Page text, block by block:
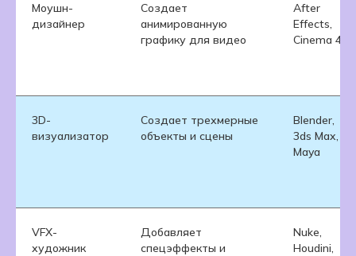
Моушн-
дизайнер
Создает
анимированную
графику для видео
After
Effects,
Cinema 4D
3D-
визуализатор
Создает трехмерные
объекты и сцены
Blender,
3ds Max,
Maya
VFX-
художник
Добавляет
спецэффекты и
Nuke,
Houdini,